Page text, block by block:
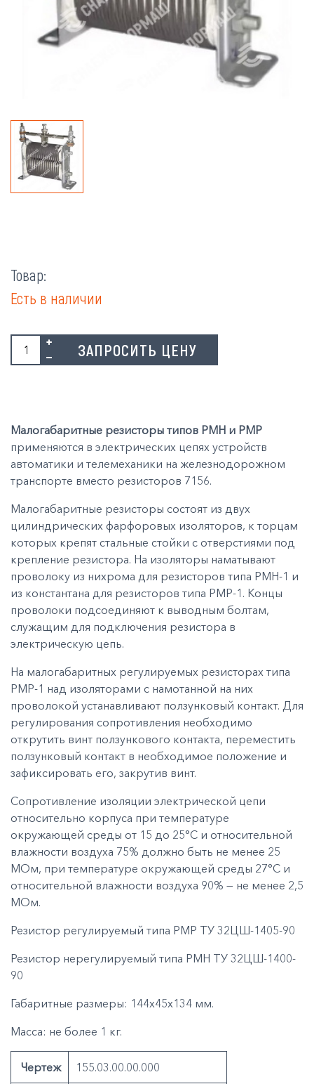
Товар:
Есть в наличии
ЗАПРОСИТЬ ЦЕНУ
Малогабаритные резисторы типов РМН и РМР
применяются в электрических цепях устройств
автоматики и телемеханики на железнодорожном
транспорте вместо резисторов 7156.
Малогабаритные резисторы состоят из двух
цилиндрических фарфоровых изоляторов, к торцам
которых крепят стальные стойки с отверстиями под
крепление резистора. На изоляторы наматывают
проволоку из нихрома для резисторов типа РМН-1 и
из константана для резисторов типа РМР-1. Концы
проволоки подсоединяют к выводным болтам,
служащим для подключения резистора в
электрическую цепь.
На малогабаритных регулируемых резисторах типа
РМР-1 над изоляторами с намотанной на них
проволокой устанавливают ползунковый контакт. Для
регулирования сопротивления необходимо
открутить винт ползункового контакта, переместить
ползунковый контакт в необходимое положение и
зафиксировать его, закрутив винт.
Сопротивление изоляции электрической цепи
относительно корпуса при температуре
окружающей среды от 15 до 25°С и относительной
влажности воздуха 75% должно быть не менее 25
МОм, при температуре окружающей среды 27°С и
относительной влажности воздуха 90% — не менее 2,5
МОм.
Резистор регулируемый типа РМР ТУ 32ЦШ-1405-90
Резистор нерегулируемый типа РМН ТУ 32ЦШ-1400-
90
Габаритные размеры: 144х45х134 мм.
Масса: не более 1 кг.
Чертеж 155.03.00.00.000